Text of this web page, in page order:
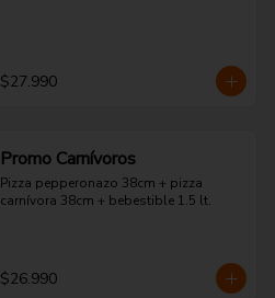
$27.990
Promo Carnívoros
Pizza pepperonazo 38cm + pizza
carnívora 38cm + bebestible 1.5 lt.
$26.990